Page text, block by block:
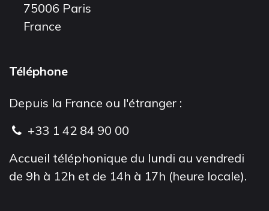
75006 Paris
France
Téléphone
Depuis la France ou l'étranger :
+33 1 42 84 90 00
Accueil téléphonique du lundi au vendredi
de 9h à 12h et de 14h à 17h (heure locale).